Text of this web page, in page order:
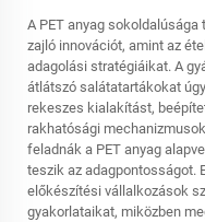
A PET anyag
zajló innovációt, amint az
adagolási stratégiáikat. A
átlátszó salátatartákokat
rekeszes kialakítást,
rakhatósági
feladnák a PET anyag
teszik az adagpontosságot.
előkészítési vállalkozások
gyakorlataikat, miközben